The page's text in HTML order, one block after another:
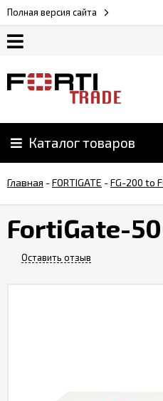
Полная версия сайта
Доставка
Каталог товаров
Главная -FORTIGATE -FG-200 to
FortiGate-
Оставить отзыв